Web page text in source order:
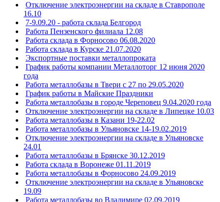
Отключение электроэнергии на складе в Ставрополе
16.10
7-9.09.20 - работа склада Белгород
Работа Пензенского филиала 12.08
Работа склада в Форносово 06.08.2020
Работа склада в Курске 21.07.2020
Экспортные поставки металлопроката
График работы компании Металлоторг 12 июня 2020
года
Работа металлобазы в Твери с 27 по 29.05.2020
График работы в Майские Праздники
Работа металлобазы в городе Череповец 9.04.2020 года
Отключение электроэнергии на складе в Липецке 10.03
Работа металлобазы в Казани 19-22.02
Работа металлобазы в Ульяновске 14-19.02.2019
Отключение электроэнергии на складе в Ульяновске
24.01
Работа металлобазы в Брянске 30.12.2019
Работа склада в Воронеже 01.11.2019
Работа металлобазы в Форносово 24.09.2019
Отключение электроэнергии на складе в Ульяновске
19.09
Работа металлобазы во Владимире 02.09.2019